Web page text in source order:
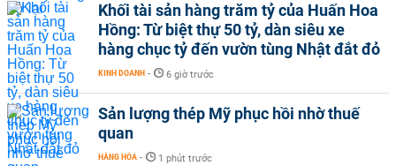
Khối tài sản hàng trăm tỷ của Huấn Hoa
Hồng: Từ biệt thự 50 tỷ, dàn siêu xe
hàng chục tỷ đến vườn tùng Nhật đắt đỏ
KINH DOANH - 6 giờ trước
Sản lượng thép Mỹ phục hồi nhờ thuế
quan
HÀNG HÓA - 1 phút trước